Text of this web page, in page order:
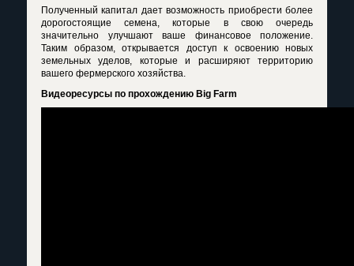
Полученный капитал дает возможность приобрести более
дорогостоящие семена, которые в свою очередь
значительно улучшают ваше финансовое положение.
Таким образом, открывается доступ к освоению новых
земельных уделов, которые и расширяют территорию
вашего фермерского хозяйства.
Видеоресурсы по прохождению Big Farm